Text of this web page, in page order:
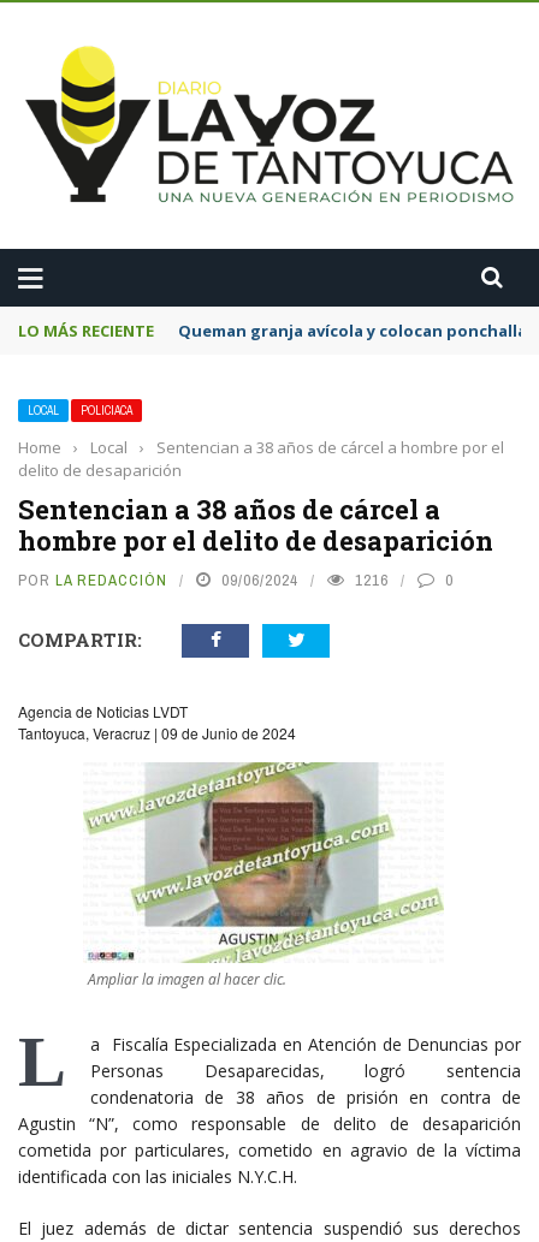
LO MÁS RECIENTE Queman granja avícola y colocan
LOCAL POLICIACA
Home › Local ›
Sentencian a 38 años de cárcel a hombre por el
delito de desaparición
Sentencian a 38 años de cárcel a
hombre por el delito de desaparición
POR LA REDACCIÓN 09/06/2024 1216 0
COMPARTIR:
Agencia de Noticias LVDT
Tantoyuca, Veracruz | 09 de Junio de 2024
Ampliar la imagen al hacer clic.
L
a Fiscalía Especializada en Atención de Denuncias por
Personas Desaparecidas, logró sentencia
condenatoria de 38 años de prisión en contra de
Agustin “N”, como responsable de delito de desaparición
cometida por particulares, cometido en agravio de la víctima
identificada con las iniciales N.Y.C.H.
El juez además de dictar sentencia suspendió sus derechos